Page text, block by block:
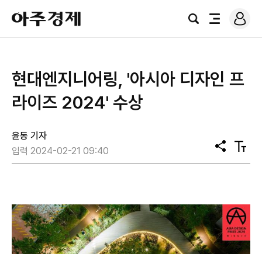
아
주
경
검
전
로
그
현대엔지니어링, '아시아 디자인 프
라이즈 2024' 수상
윤동 기자
입력 2024-02-21 09:40
공
유
텍
스